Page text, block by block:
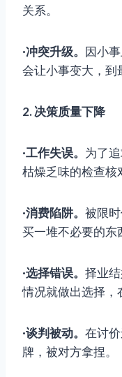
关系。
·冲突升级。 因小
会让小事变大，到
2. 决策质量下降
·工作失误。 为了
枯燥乏味的检查核
·消费陷阱。 被限
买一堆不必要的东
·选择错误。 择业
情况就做出选择，
·谈判被动。 在讨
牌，被对方拿捏。